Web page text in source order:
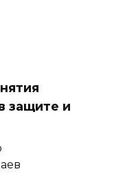
защите и